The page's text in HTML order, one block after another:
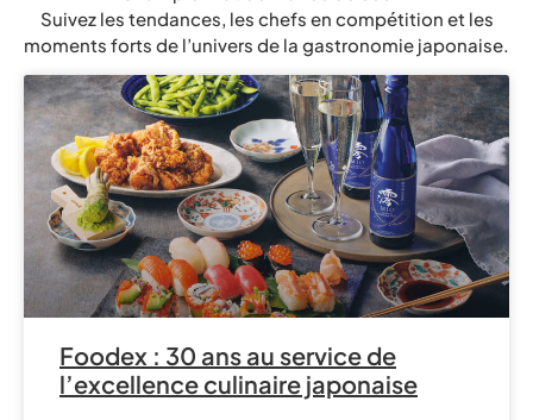
Suivez les tendances, les chefs en compétition et les
moments forts de l’univers de la gastronomie japonaise.
Foodex : 30 ans au service de
l’excellence culinaire japonaise